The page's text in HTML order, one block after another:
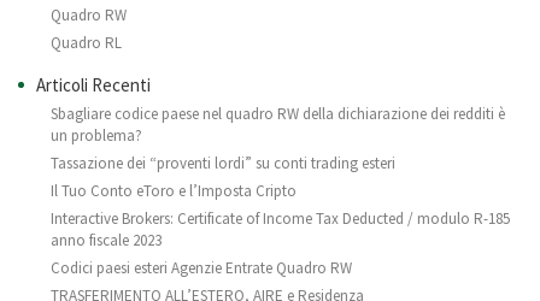
Quadro RW
Quadro RL
Articoli Recenti
Sbagliare codice paese nel quadro RW della dichiarazione dei redditi è
un problema?
Tassazione dei “proventi lordi” su conti trading esteri
Il Tuo Conto eToro e l’Imposta Cripto
Interactive Brokers: Certificate of Income Tax Deducted / modulo R-185
anno fiscale 2023
Codici paesi esteri Agenzie Entrate Quadro RW
TRASFERIMENTO ALL’ESTERO, AIRE e Residenza